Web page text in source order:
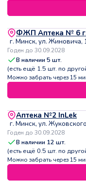
ФЖП Аптека № 6 г.
г. Минск, ул. Жиновича,
Годен до 30.09.2028
В наличии5 шт.
(есть ещё 1.5 шт. по
Можно забрать через 15
Аптека №2 InLek
г. Минск, ул.
Годен до 30.09.2028
В наличии 12 шт.
(есть ещё 0.5 шт. по
Можно забрать через 15